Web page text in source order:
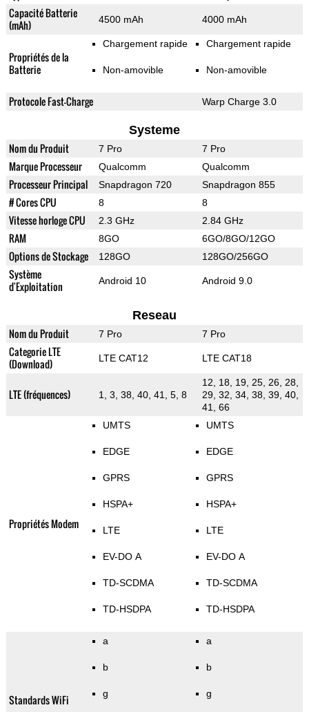
Capacité Batterie
(mAh)
4500 mAh 4000 mAh
Propriétés de la
Batterie
Chargement rapide
Non-amovible
Chargement rapide
Non-amovible
Protocole Fast-Charge Warp Charge 3.0
Systeme
Nom du Produit 7 Pro 7 Pro
Marque Processeur Qualcomm Qualcomm
Processeur Principal Snapdragon 720 Snapdragon 855
# Cores CPU 8 8
Vitesse horloge CPU 2.3 GHz 2.84 GHz
RAM 8GO 6GO/8GO/12GO
Options de Stockage 128GO 128GO/256GO
Système
d'Exploitation
Android 10 Android 9.0
Reseau
Nom du Produit 7 Pro 7 Pro
Categorie LTE
(Download)
LTE CAT12 LTE CAT18
LTE (fréquences) 1, 3, 38, 40, 41, 5, 8
12, 18, 19, 25, 26, 28,
29, 32, 34, 38, 39, 40,
41, 66
Propriétés Modem
UMTS
EDGE
GPRS
HSPA+
LTE
EV-DO A
TD-SCDMA
TD-HSDPA
UMTS
EDGE
GPRS
HSPA+
LTE
EV-DO A
TD-SCDMA
TD-HSDPA
Standards WiFi
a
b
g
a
b
g